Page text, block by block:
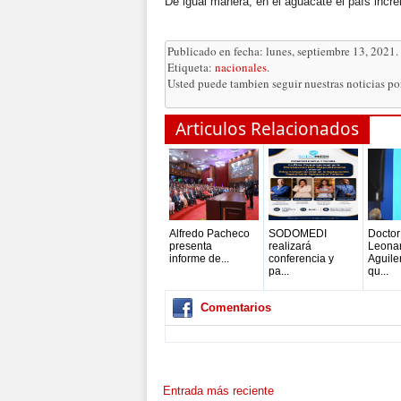
Publicado en fecha: lunes, septiembre 13, 2021.
Etiqueta: nacionales.
Usted puede tambien seguir nuestras noticias
Articulos Relacionados
Alfredo Pacheco
presenta
informe de...
SODOMEDI
realizará
conferencia y
pa...
Doctor
qu...
Comentarios
Entrada más reciente